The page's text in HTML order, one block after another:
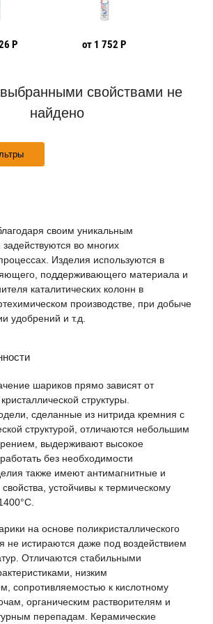
Р от 1 752 Р
свойствами не
найдено
своим уникальным
задействуются во многих
Изделия используются в
поддерживающего материала и
каталитических колонн в
производстве, при добыче
удобрений и т.д.
шариков прямо зависят от
структуры.
сделанные из нитрида кремния с
структурой, отличаются небольшим
выдерживают высокое
без необходимости
также имеют антимагнитные и
свойства, устойчивы к термическому
на основе поликристаллического
не истираются даже под воздействием
Отличаются стабильными
низким
сопротивляемостью к кислотному
органическим растворителям и
перепадам. Керамические